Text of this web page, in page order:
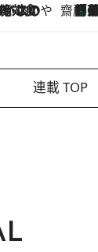
喫 齋藤「荷物が増えるほど旅ストレスは増す」美容ジャーナリストがたどり
連載 TOP